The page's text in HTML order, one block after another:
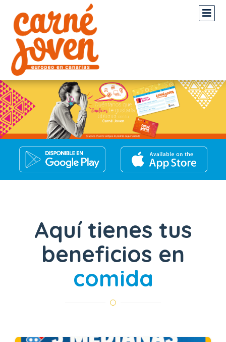
Aquí tienes tus
beneficios en
comida